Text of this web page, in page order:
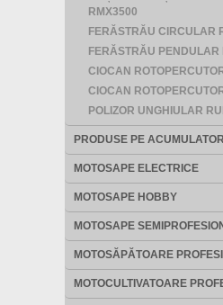
RMX3500
FERĂSTRĂU CIRCULAR
FERĂSTRĂU PENDULAR
CIOCAN
CIOCAN
POLIZOR UNGHIULAR
PRODUSE PE ACUMULATORI
MOTOSAPE ELECTRICE
MOTOSAPE HOBBY
MOTOSAPE
MOTOSĂPĂTOARE
MOTOCULTIVATOARE